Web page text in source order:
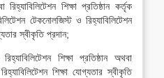
শিক্ষা প্রতিষ্ঠান কর্তৃক
টেকনোলজিস্ট ও রিহ্যাবিলিটেশন
স্বীকৃতি প্রদান;
শিক্ষা প্রতিষ্ঠান অথবা
শিক্ষা যোগ্যতার স্বীকৃতি